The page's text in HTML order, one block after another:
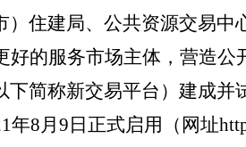
）住建局、公共资源交易中
好的服务市场主体，营造
下简称新交易平台）建成
年8月 9 日正式启用（网址